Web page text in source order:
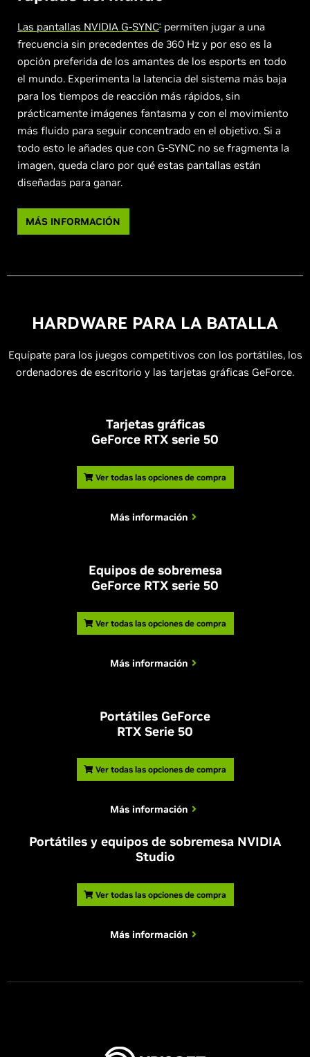
Las pantallas NVIDIA G-SYNC®
permiten jugar a una
frecuencia sin precedentes de 360 Hz y por eso es la
opción preferida de los amantes de los esports en todo
el mundo. Experimenta la latencia del sistema más baja
para los tiempos de reacción más rápidos, sin
prácticamente imágenes fantasma y con el movimiento
más fluido para seguir concentrado en el objetivo. Si a
todo esto le añades que con G-SYNC no se fragmenta la
imagen, queda claro por qué estas pantallas están
diseñadas para ganar.
MÁS INFORMACIÓN
HARDWARE PARA LA BATALLA
Equípate para los juegos competitivos con los portátiles, los
ordenadores de escritorio y las tarjetas gráficas GeForce.
Tarjetas gráficas
GeForce RTX serie 50
Ver todas las opciones de compra
Más información
Equipos de sobremesa
GeForce RTX serie 50
Ver todas las opciones de compra
Más información
Portátiles GeForce
RTX Serie 50
Ver todas las opciones de compra
Más información
Portátiles y equipos de sobremesa NVIDIA
Studio
Ver todas las opciones de compra
Más información